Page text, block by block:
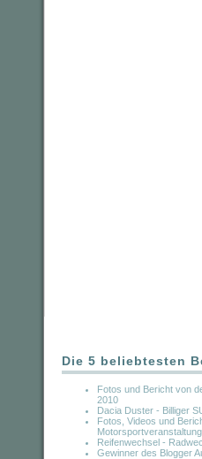
Die 5 beliebtesten
Fotos und Bericht von
2010
Dacia Duster - Billiger
Fotos, Videos und
Reifenwechsel -
Gewinner des Blogger